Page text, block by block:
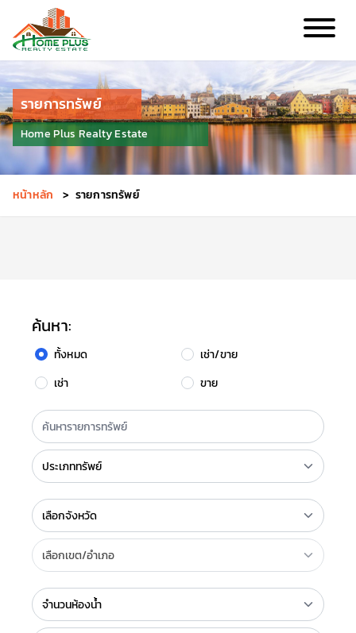
รายการทรัพย์
Home Plus Realty Estate
หน้าหลัก > รายการทรัพย์
ค้นหา:
ทั้งหมด
เช่า/ขาย
เช่า
ขาย